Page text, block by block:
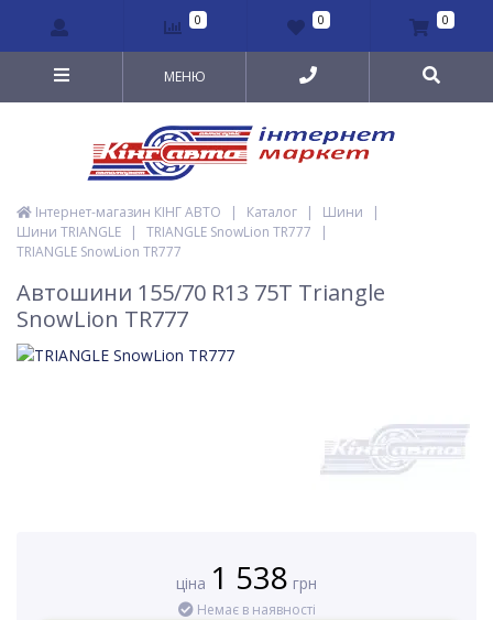
0 0 0
МЕНЮ
Інтернет-магазин КІНГ АВТО | Каталог | Шини
|
Шини TRIANGLE
| TRIANGLE SnowLion TR777
|
TRIANGLE SnowLion TR777
Автошини 155/70 R13 75T Triangle
SnowLion TR777
ціна 1 538 грн
Немає в наявності